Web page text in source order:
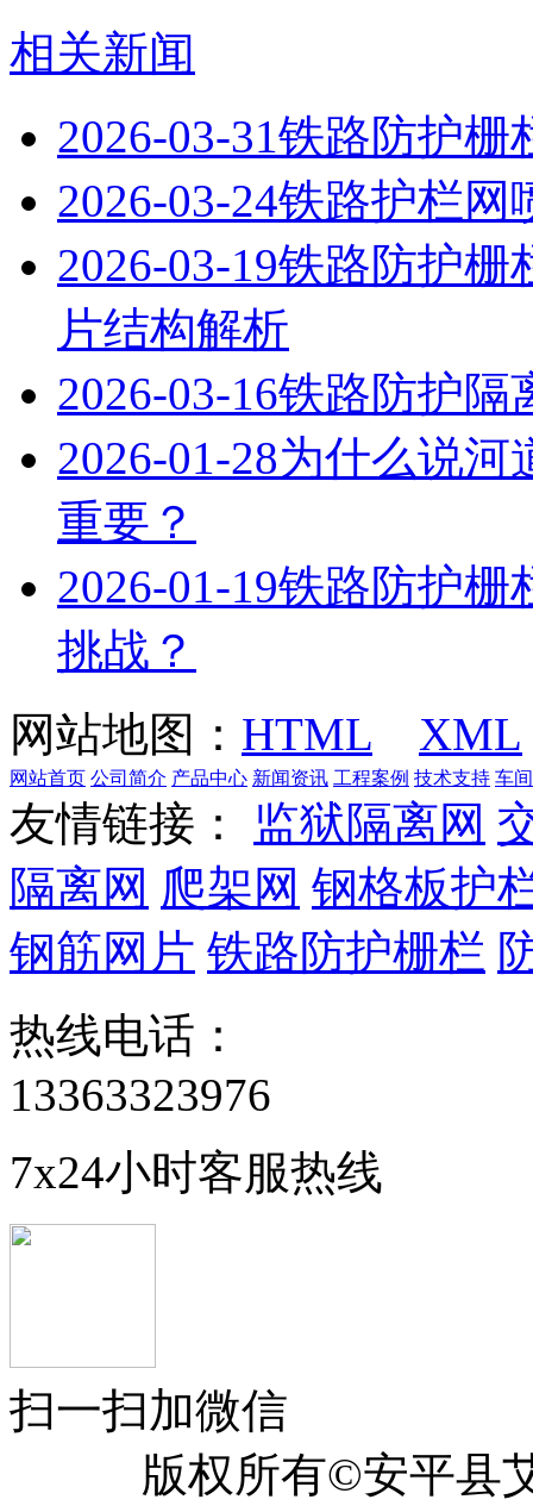
相关新闻
2026-03-31铁路防护栅
2026-03-24铁路护栏网
2026-03-19铁路防护栅
片结构解析
2026-03-16铁路防护隔
2026-01-28为什么说河
重要？
2026-01-19铁路防护栅
挑战？
网站地图： HTML XML
网站首页 公司简介 产品中心 新闻资讯 工程案例 技术支持 车
友情链接： 监狱隔离网
隔离网 爬架网 钢格板护
钢筋网片 铁路防护栅栏
热线电话：
13363323976
7x24小时客服热线
扫一扫加微信
版权所有©安平